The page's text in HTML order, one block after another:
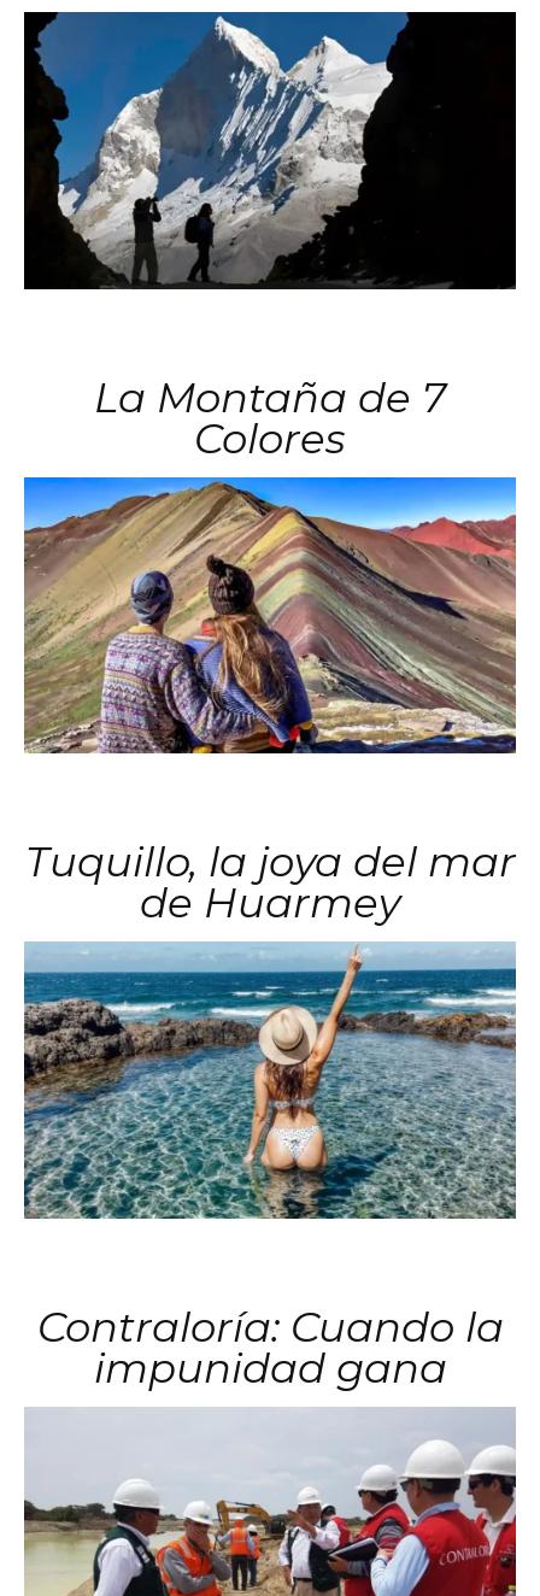
La Montaña de 7
Colores
Tuquillo, la joya del mar
de Huarmey
Contraloría: Cuando la
impunidad gana